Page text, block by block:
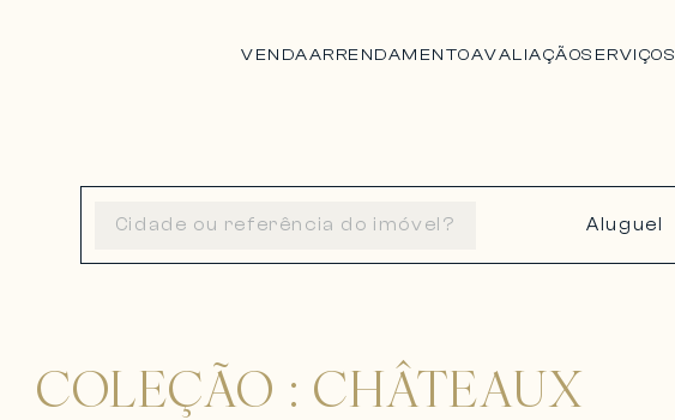
VENDAARRENDAMENTOAVALIAÇÃOSERVIÇOS
COLEÇÃO : CHÂTEAUX